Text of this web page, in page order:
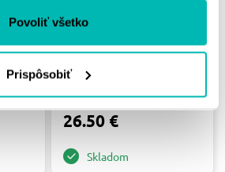
Povoliť všetko
Prispôsobiť
VICTORINOX -
SPARTAN /
26.50 €
Skladom